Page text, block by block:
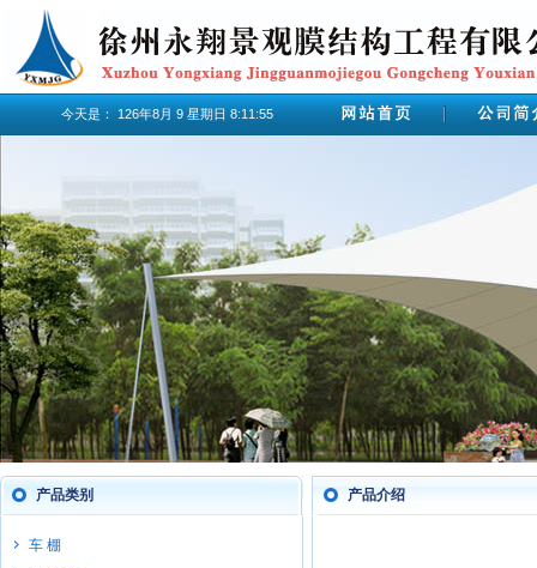
今天是： 126年8月 9 星期日 8:11:55
产品类别
车 棚
产